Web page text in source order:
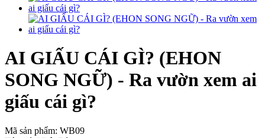
AI GIẤU CÁI GÌ? (EHON
SONG NGỮ) - Ra vườn xem ai
giấu cái gì?
Mã sản phẩm: WB09